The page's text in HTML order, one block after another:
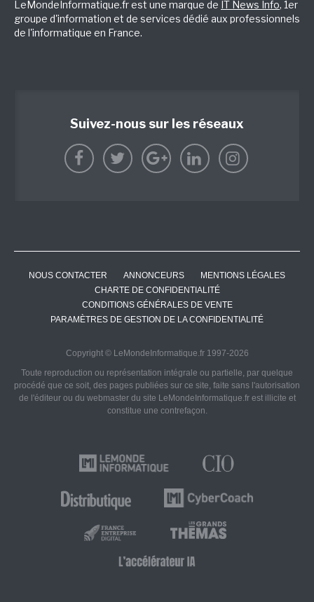
LeMondeInformatique.fr est une marque de IT News Info, 1er
groupe d'information et de services dédié aux professionnels
de l'informatique en France.
Suivez-nous sur les réseaux
NOUS CONTACTER ANNONCEURS
MENTIONS LÉGALES
CHARTE DE CONFIDENTIALITÉ
CONDITIONS GÉNÉRALES DE VENTE
PARAMÈTRES DE GESTION DE LA CONFIDENTIALITÉ
Copyright © LeMondeInformatique.fr 1997-2026
Toute reproduction ou représentation intégrale ou partielle, par quelque
procédé que ce soit, des pages publiées sur ce site, faite sans l'autorisation
de l'éditeur ou du webmaster du site LeMondeInformatique.fr est illicite et
constitue une contrefaçon.